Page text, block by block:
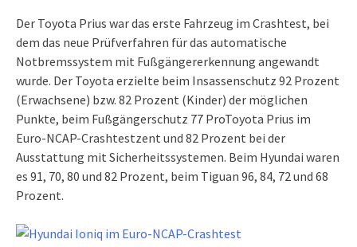
Der Toyota Prius war das erste Fahrzeug im Crashtest, bei
dem das neue Prüfverfahren für das automatische
Notbremssystem mit Fußgängererkennung angewandt
wurde. Der Toyota erzielte beim Insassenschutz 92 Prozent
(Erwachsene) bzw. 82 Prozent (Kinder) der möglichen
Punkte, beim Fußgängerschutz 77 ProToyota Prius im
Euro-NCAP-Crashtestzent und 82 Prozent bei der
Ausstattung mit Sicherheitssystemen. Beim Hyundai waren
es 91, 70, 80 und 82 Prozent, beim Tiguan 96, 84, 72 und 68
Prozent.